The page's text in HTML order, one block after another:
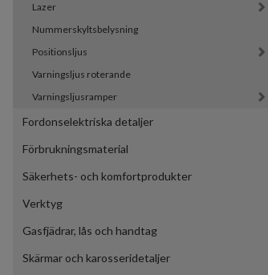
Lazer
Nummerskyltsbelysning
Positionsljus
Varningsljus roterande
Varningsljusramper
Fordonselektriska detaljer
Förbrukningsmaterial
Säkerhets- och komfortprodukter
Verktyg
Gasfjädrar, lås och handtag
Skärmar och karosseridetaljer